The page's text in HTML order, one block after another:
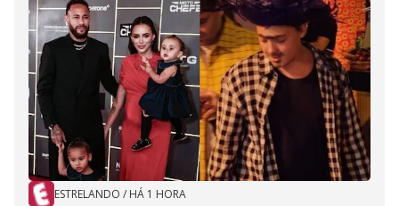
ESTRELANDO / HÁ 1 HORA